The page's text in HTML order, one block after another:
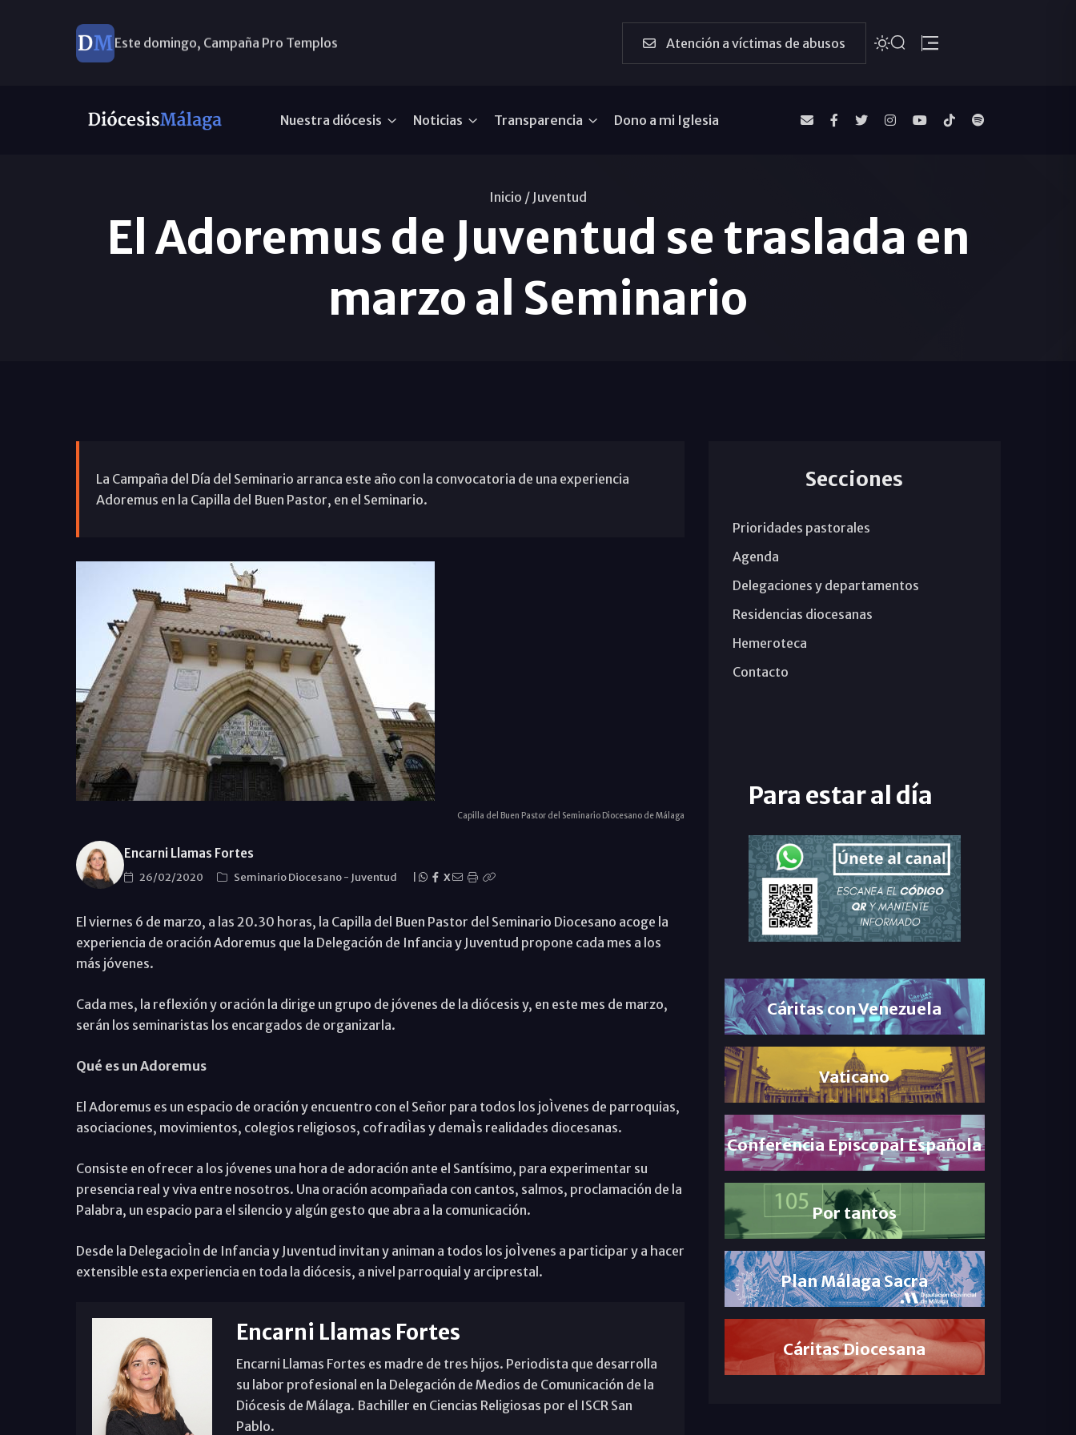
Este domingo, Campaña Pro Templos Atención a víctimas de abusos
Nuestra diócesis Noticias Transparencia Dono a mi Iglesia
Inicio / Juventud
El Adoremus de Juventud se traslada en
marzo al Seminario
La Campaña del Día del Seminario arranca este año con la convocatoria de una experiencia
Adoremus en la Capilla del Buen Pastor, en el Seminario.
Capilla del Buen Pastor del Seminario Diocesano de Málaga
Encarni Llamas Fortes
26/02/2020 Seminario Diocesano- Juventud X
El viernes 6 de marzo, a las 20.30 horas, la Capilla del Buen Pastor del Seminario Diocesano acoge la
experiencia de oración Adoremus que la Delegación de Infancia y Juventud propone cada mes a los
más jóvenes.
Cada mes, la reflexión y oración la dirige un grupo de jóvenes de la diócesis y, en este mes de marzo,
serán los seminaristas los encargados de organizarla.
Qué es un Adoremus
El Adoremus es un espacio de oración y encuentro con el Señor para todos los joÌvenes de parroquias,
asociaciones, movimientos, colegios religiosos, cofradiÌas y demaÌs realidades diocesanas.
Consiste en ofrecer a los jóvenes una hora de adoración ante el Santísimo, para experimentar su
presencia real y viva entre nosotros. Una oración acompañada con cantos, salmos, proclamación de la
Palabra, un espacio para el silencio y algún gesto que abra a la comunicación.
Desde la DelegacioÌn de Infancia y Juventud invitan y animan a todos los joÌvenes a participar y a hacer
extensible esta experiencia en toda la diócesis, a nivel parroquial y arciprestal.
Encarni Llamas Fortes
Encarni Llamas Fortes es madre de tres hijos. Periodista que desarrolla
su labor profesional en la Delegación de Medios de Comunicación de la
Diócesis de Málaga. Bachiller en Ciencias Religiosas por el ISCR San
Pablo.
Secciones
Prioridades pastorales
Agenda
Delegaciones y departamentos
Residencias diocesanas
Hemeroteca
Contacto
Para estar al día
Cáritas con Venezuela
Vaticano
Conferencia Episcopal Española
Por tantos
Plan Málaga Sacra
Cáritas Diocesana